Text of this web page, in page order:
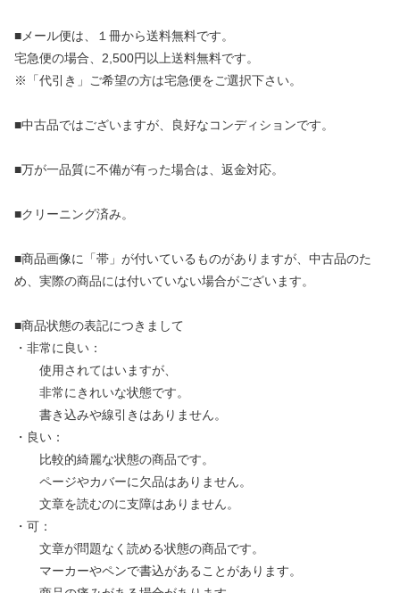
■メール便は、１冊から送料無料です。
宅急便の場合、2,500円以上送料無料です。
※「代引き」ご希望の方は宅急便をご選択下さい。
■中古品ではございますが、良好なコンディションです。
■万が一品質に不備が有った場合は、返金対応。
■クリーニング済み。
■商品画像に「帯」が付いているものがありますが、中古品のた
め、実際の商品には付いていない場合がございます。
■商品状態の表記につきまして
・非常に良い：
使用されてはいますが、
非常にきれいな状態です。
書き込みや線引きはありません。
・良い：
比較的綺麗な状態の商品です。
ページやカバーに欠品はありません。
文章を読むのに支障はありません。
・可：
文章が問題なく読める状態の商品です。
マーカーやペンで書込があることがあります。